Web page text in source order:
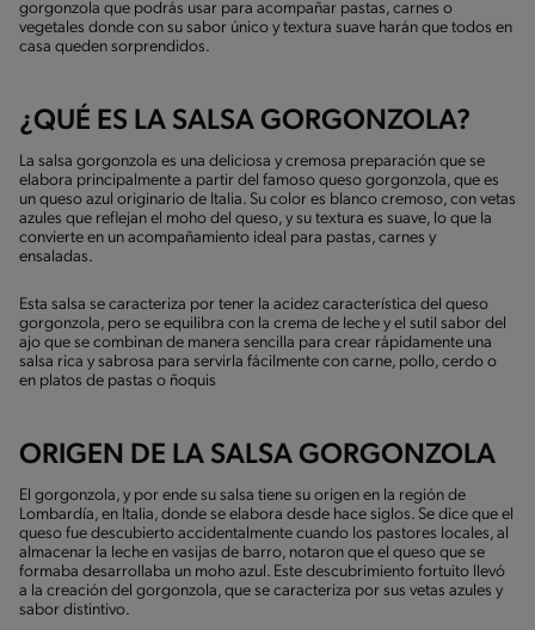
gorgonzola que podrás usar para acompañar pastas, carnes o
vegetales donde con su sabor único y textura suave harán que todos en
casa queden sorprendidos.
¿QUÉ ES LA SALSA GORGONZOLA?
La salsa gorgonzola es una deliciosa y cremosa preparación que se
elabora principalmente a partir del famoso queso gorgonzola, que es
un queso azul originario de Italia. Su color es blanco cremoso, con vetas
azules que reflejan el moho del queso, y su textura es suave, lo que la
convierte en un acompañamiento ideal para pastas, carnes y
ensaladas.
Esta salsa se caracteriza por tener la acidez característica del queso
gorgonzola, pero se equilibra con la crema de leche y el sutil sabor del
ajo que se combinan de manera sencilla para crear rápidamente una
salsa rica y sabrosa para servirla fácilmente con carne, pollo, cerdo o
en platos de pastas o ñoquis
ORIGEN DE LA SALSA GORGONZOLA
El gorgonzola, y por ende su salsa tiene su origen en la región de
Lombardía, en Italia, donde se elabora desde hace siglos. Se dice que el
queso fue descubierto accidentalmente cuando los pastores locales, al
almacenar la leche en vasijas de barro, notaron que el queso que se
formaba desarrollaba un moho azul. Este descubrimiento fortuito llevó
a la creación del gorgonzola, que se caracteriza por sus vetas azules y
sabor distintivo.